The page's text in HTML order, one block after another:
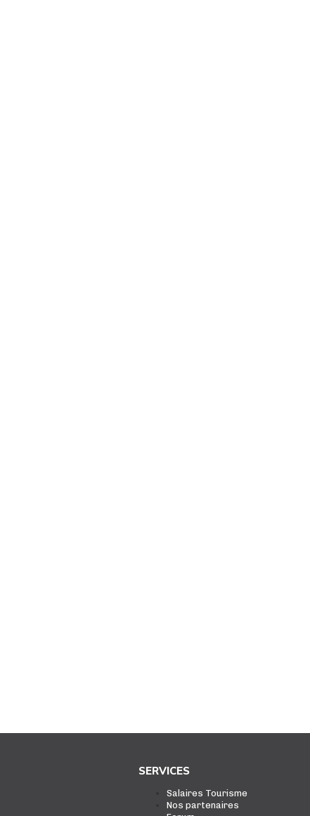
SERVICES
Salaires Tourisme
Nos partenaires